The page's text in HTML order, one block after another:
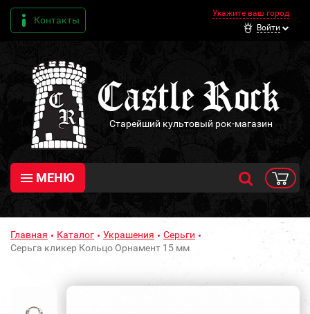
Контакты
Укажите ваш город
Войти
Старейший культовый рок-магазин
МЕНЮ
Главная Каталог Украшения
Серьги
Серьга кликер Кольцо Орнамент 15 мм